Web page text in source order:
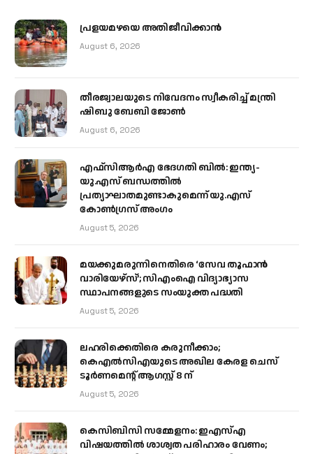
പ്രളയമഴയെ അതിജീവിക്കാന്‍
August 6, 2026
തീരജ്വാലയുടെ നിവേദനം സ്വീകരിച്ച് മന്ത്രി
ഷിബു ബേബി ജോൺ
August 6, 2026
എഫ്‌സിആർഎ ഭേദഗതി ബിൽ: ഇന്ത്യ-
യു.എസ് ബന്ധത്തിൽ
പ്രത്യാഘാതമുണ്ടാകുമെന്ന് യു.എസ്
കോൺഗ്രസ് അംഗം
August 5, 2026
മയക്കുമരുന്നിനെതിരെ ‘സേവ തൂഫാൻ
വാരിയേഴ്‌സ്’; സിഎംഐ വിദ്യാഭ്യാസ
സ്ഥാപനങ്ങളുടെ സംയുക്ത പദ്ധതി
August 5, 2026
ലഹരിക്കെതിരെ കരുനീക്കാം;
കെഎൽസിഎയുടെ അഖില കേരള ചെസ്
ടൂർണമെന്റ് ആഗസ്റ്റ് 8 ന്
August 5, 2026
കെസിബിസി സമ്മേളനം: ഇഎസ്എ
വിഷയത്തിൽ ശാശ്വത പരിഹാരം വേണം;